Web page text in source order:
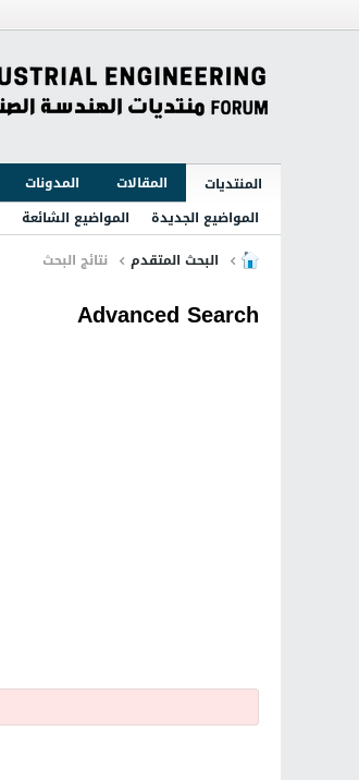
المنتديات المقالات المدونات
المواضيع الجديدة
المواضيع الشائعة
البحث المتقدم
نتائج البحث
Advanced Search